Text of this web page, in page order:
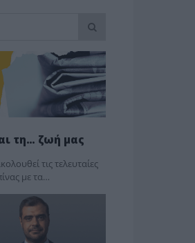
τη… ζωή μας
τις τελευταίες
με τα…